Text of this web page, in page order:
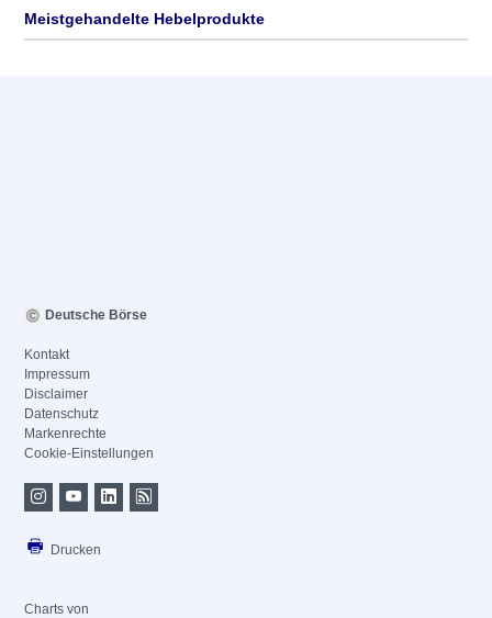
Meistgehandelte Hebelprodukte
Deutsche Börse
Kontakt
Impressum
Disclaimer
Datenschutz
Markenrechte
Cookie-Einstellungen
Drucken
Charts von